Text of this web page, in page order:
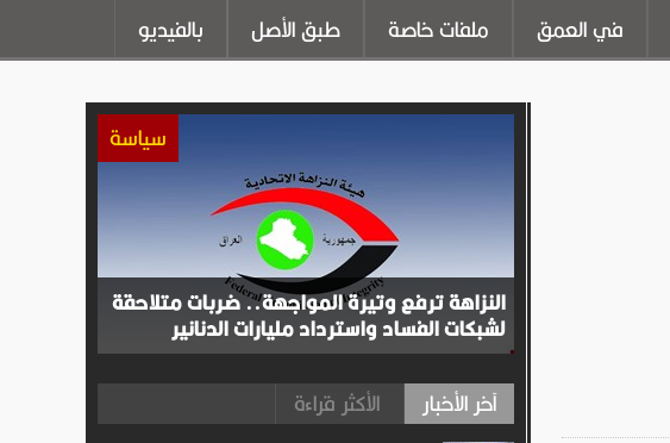
في العمق ملفات خاصة طبق الأصل بالفيديو
سياسة
النزاهة ترفع وتيرة المواجهة.. ضربات متلاحقة
لشبكات الفساد واسترداد مليارات الدنانير
آخر الأخبار الأكثر قراءة